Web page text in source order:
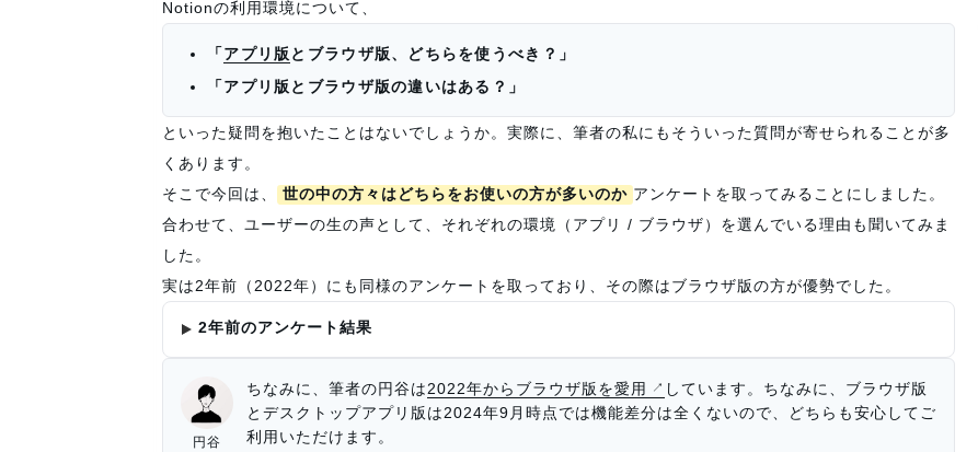
Notionの利用環境について、
「アプリ版 とブラウザ版、どちらを使うべき？」
「アプリ版とブラウザ版の違いはある？」
といった疑問を抱いたことはないでしょうか。実際に、筆者の私にもそういった質問が寄せられることが多
くあります。
そこで今回は、
世の中の方々はどちらをお使いの方が多いのか アンケートを取ってみることにしました。
合わせて、ユーザーの生の声として、それぞれの環境（アプリ / ブラウザ）を選んでいる理由も聞いてみま
した。
実は2年前（2022年）にも同様のアンケートを取っており、その際はブラウザ版の方が優勢でした。
2年前のアンケート結果
円谷
ちなみに、筆者の円谷は2022年からブラウザ版を愛用
しています。ちなみに、ブラウザ版
とデスクトップアプリ版は2024年9月時点では機能差分は全くないので、どちらも安心してご
利用いただけます。